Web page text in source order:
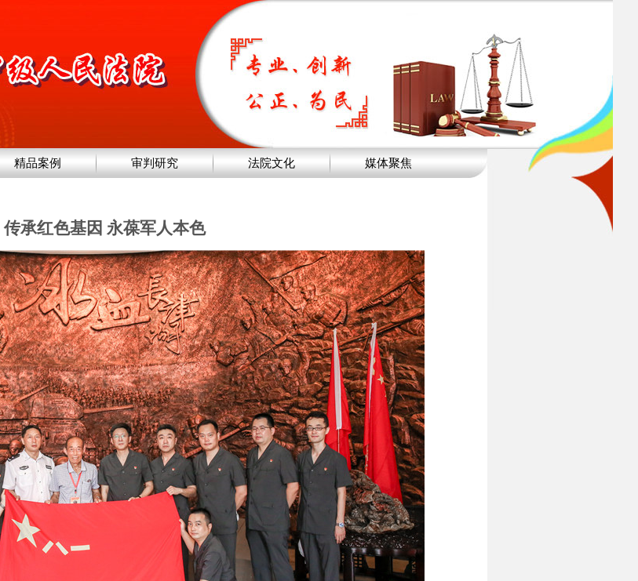
精品案例 审判研究 法院文化 媒体聚焦
传承红色基因 永葆军人本色